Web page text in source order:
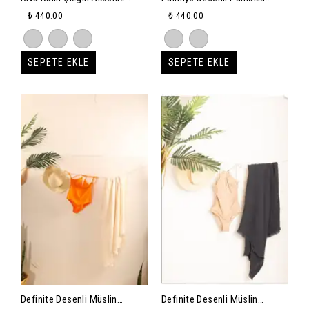
Esintili Lüks Pamuklu
Peştemal 80X165 - sarı-
turkuaz
₺ 440.00
SEPETE EKLE
Peştemal 90x150 - gri
₺ 440.00
SEPETE EKLE
Definite Desenli Müslin
Definite Desenli Müslin